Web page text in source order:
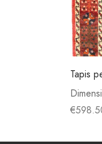
Tapis
€